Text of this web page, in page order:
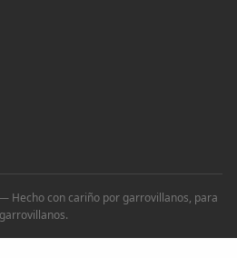
Hecho con cariño por garrovillanos, para
garrovillanos.